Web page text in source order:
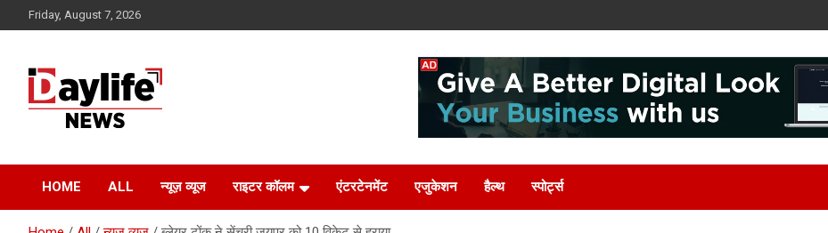
to
Friday, August 7, 2026
HOME ALL न्यूज़ व्यूज राइटर कॉलम एंटरटेनमेंट एजुकेशन हैल्थ स्पोर्ट्स